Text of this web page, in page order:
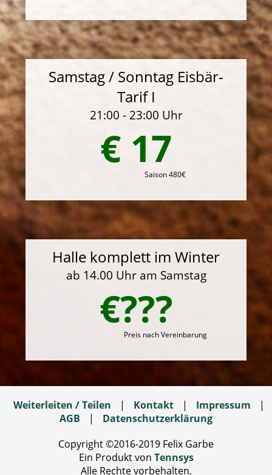
Samstag / Sonntag Eisbär-
Tarif I
21:00 - 23:00 Uhr
€ 17
Saison 480€
Halle komplett im Winter
ab 14.00 Uhr am Samstag
€???
Preis nach Vereinbarung
Weiterleiten / Teilen | Kontakt | Impressum
|
AGB
|
Datenschutzerklärung
Copyright ©2016-2019 Felix Garbe
Ein Produkt von Tennsys
Alle Rechte vorbehalten.